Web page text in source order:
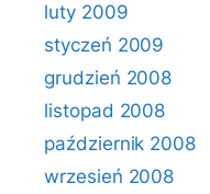
luty 2009
styczeń 2009
grudzień 2008
listopad 2008
październik 2008
wrzesień 2008